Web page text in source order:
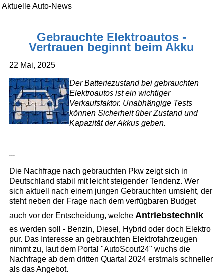
Aktuelle Auto-News
Gebrauchte Elektroautos -
Vertrauen beginnt beim Akku
22 Mai, 2025
Der Batteriezustand bei gebrauchten
Elektroautos ist ein wichtiger
Verkaufsfaktor. Unabhängige Tests
können Sicherheit über Zustand und
Kapazität der Akkus geben.
...
Die Nachfrage nach gebrauchten Pkw zeigt sich in
Deutschland stabil mit leicht steigender Tendenz. Wer
sich aktuell nach einem jungen Gebrauchten umsieht, der
steht neben der Frage nach dem verfügbaren Budget
auch vor der Entscheidung, welche Antriebstechnik
es werden soll - Benzin, Diesel, Hybrid oder doch Elektro
pur. Das Interesse an gebrauchten Elektrofahrzeugen
nimmt zu, laut dem Portal "AutoScout24" wuchs die
Nachfrage ab dem dritten Quartal 2024 erstmals schneller
als das Angebot.